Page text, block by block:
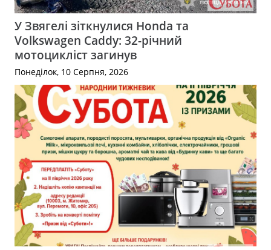
У Звягелі зіткнулися Honda та
Volkswagen Caddy: 32-річний
мотоцикліст загинув
Понеділок, 10 Серпня, 2026